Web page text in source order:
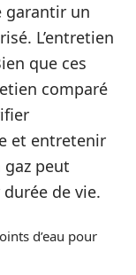
garantir un
L’entretien
que ces
comparé
et entretenir
peut
de vie.
d’eau pour